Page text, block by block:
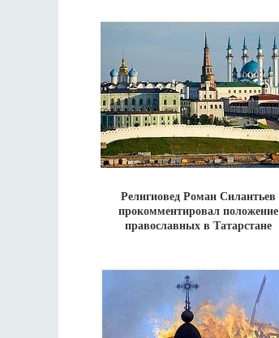
Религиовед Роман Силантьев
прокомментировал положение
православных в Татарстане